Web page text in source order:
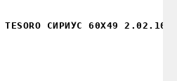
TESORO СИРИУС 60Х49